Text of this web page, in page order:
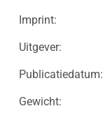
Imprint:
Uitgever:
Publicatiedatum:
Gewicht: